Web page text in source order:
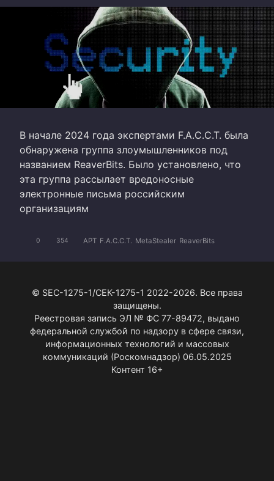
В начале 2024 года экспертами F.A.C.C.T. была
обнаружена группа злоумышленников под
названием ReaverBits. Было установлено, что
эта группа рассылает вредоносные
электронные письма российским
организациям
0 354 APT F.A.C.C.T. MetaStealer ReaverBits
© SEC-1275-1/СЕК-1275-1 2022-2026. Все права
защищены.
Реестровая запись ЭЛ № ФС 77-89472, выдано
федеральной службой по надзору в сфере связи,
информационных технологий и массовых
коммуникаций (Роскомнадзор) 06.05.2025
Контент 16+